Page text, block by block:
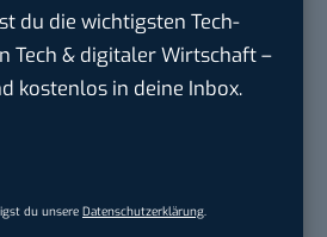
du die wichtigsten Tech-
Tech & digitaler Wirtschaft –
kostenlos in deine Inbox.
du unsere Datenschutzerklärung
Tools wirken im Einstieg